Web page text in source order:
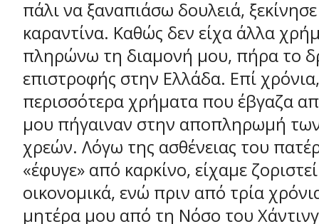
πάλι να ξαναπιάσω δουλειά,
καραντίνα. Καθώς δεν είχα άλλα
πληρώνω τη διαμονή μου, πήρα το
επιστροφής στην Ελλάδα. Επί
περισσότερα χρήματα που έβγαζα
μου πήγαιναν στην αποπληρωμή των
χρεών. Λόγω της ασθένειας του
«έφυγε» από καρκίνο, είχαμε
οικονομικά, ενώ πριν από τρία
μητέρα μου από τη Νόσο του